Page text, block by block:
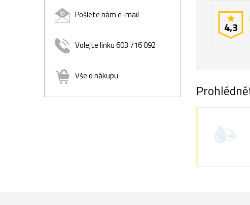
Pošlete nám e-mail
Volejte linku 603 716 092
Vše o nákupu
4,3